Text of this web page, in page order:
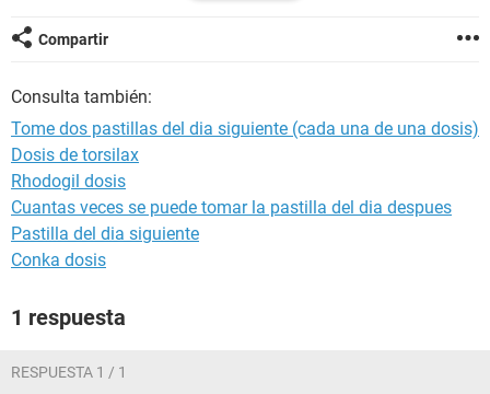
Compartir
Consulta también:
Tome dos pastillas del dia siguiente (cada una de una dosis)
Dosis de torsilax
Rhodogil dosis
Cuantas veces se puede tomar la pastilla del dia despues
Pastilla del dia siguiente
Conka dosis
1 respuesta
RESPUESTA 1 / 1